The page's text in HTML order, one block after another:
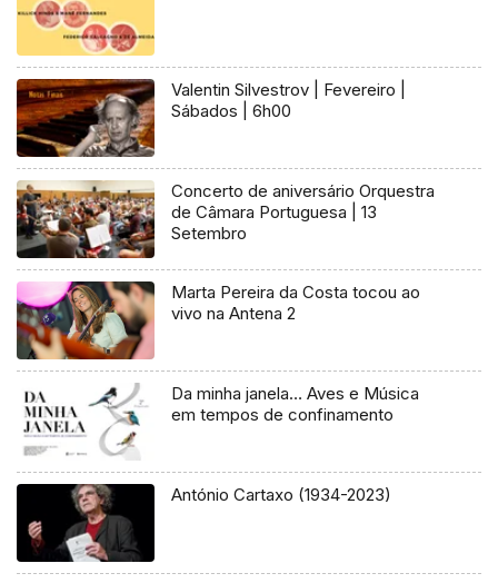
Valentin Silvestrov | Fevereiro |
Sábados | 6h00
Concerto de aniversário Orquestra
de Câmara Portuguesa | 13
Setembro
Marta Pereira da Costa tocou ao
vivo na Antena 2
Da minha janela… Aves e Música
em tempos de confinamento
António Cartaxo (1934-2023)